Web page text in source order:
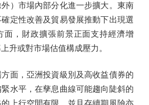
市場內部分化進一步擴大。東南
定性改善及貿易發展推動下出現選
面，財政擴張前景正面支持經濟增
升或對市場估值構成壓力。
，亞洲投資級別及高收益債券的
水平，在孳息曲線可能趨向陡斜的
上行空間有限、並且存續期風險亦